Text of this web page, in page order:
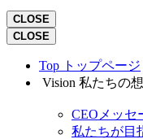
CLOSE
CLOSE
Top トップページ
Vision 私たちの
CEOメッセ
私たちが目